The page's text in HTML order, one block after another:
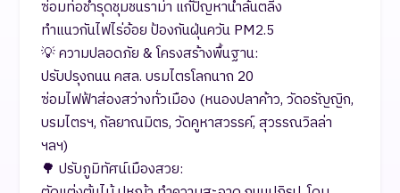
ซ่อมท่อชำรุดชุมชนราม่า แก้ปัญหาน้ำล้นตลิ่ง
ทำแนวกันไฟไร่อ้อย ป้องกันฝุ่นควัน PM2.5
💡 ความปลอดภัย & โครงสร้างพื้นฐาน:
ปรับปรุงถนน คสล. บรมไตรโลกนาถ 20
ซ่อมไฟฟ้าส่องสว่างทั่วเมือง (หนองปลาค้าว, วัดอรัญญิก,
บรมไตรฯ, กัลยาณมิตร, วัดคูหาสวรรค์, สุวรรณวิลล่า
ฯลฯ)
🌳 ปรับภูมิทัศน์เมืองสวย: